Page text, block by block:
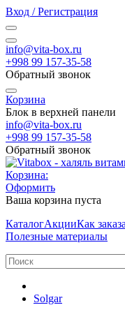
Вход / Регистрация
info@vita-box.ru
+998 99 157-35-58
Обратный звонок
Корзина
Блок в верхней панели
info@vita-box.ru
+998 99 157-35-58
Обратный звонок
Корзина:
Оформить
Ваша корзина пуста
КаталогАкцииКак
Полезные материалы
Solgar